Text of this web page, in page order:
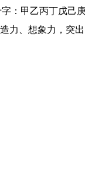
字：甲乙丙丁戊己
力、想象力，突